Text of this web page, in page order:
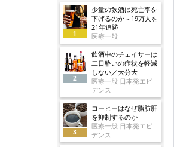
1
少量の飲酒は死亡率を
下げるのか～19万人を
21年追跡
医療一般
2
飲酒中のチェイサーは
二日酔いの症状を軽減
しない／大分大
医療一般 日本発エビ
デンス
3
コーヒーはなぜ脂肪肝
を抑制するのか
医療一般 日本発エビ
デンス